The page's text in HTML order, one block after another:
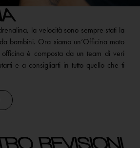
la velocità sono sempre stati la
bambini. Ora siamo un’Officina moto
è composta da un team di veri
e a consigliarti in tutto quello che ti
REVISIONI